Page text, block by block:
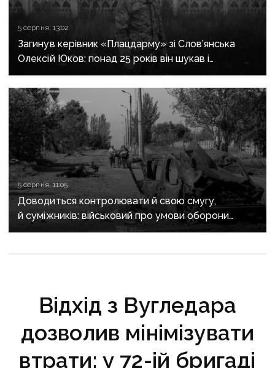
5 серпня, 13:02
Загинув керівник «Плацдарму» зі Слов’янська
Олексій Юков: понад 25 років він шукав і
повертав тіла загиблих воїнів
5 серпня, 11:05
Доводиться контролювати й свою смугу,
й суміжників: військовий про умови оборони
Костянтинівського напрямку
Відхід з Вугледара
дозволив мінімізувати
втрати: у 72-ій бригаді